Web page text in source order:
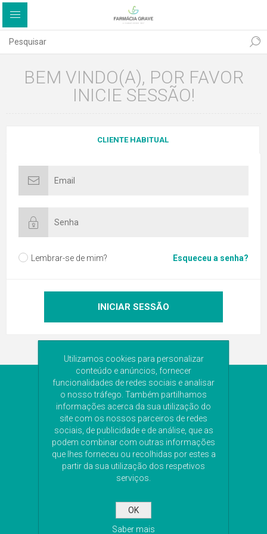
BEM VINDO(A), POR FAVOR
INICIE SESSÃO!
CLIENTE HABITUAL
Lembrar-se de mim? Esqueceu a senha?
NEWSLETTER
Subscreva a nossa newsletter para receber as
últimas novidades. Iremos guardar o seu email
para o envio da newsletter.
Utilizamos cookies para personalizar
conteúdo e anúncios, fornecer
funcionalidades de redes sociais e analisar
o nosso tráfego. Também partilhamos
informações acerca da sua utilização do
site com os nossos parceiros de redes
sociais, de publicidade e de análise, que as
podem combinar com outras informações
que lhes forneceu ou recolhidas por estes a
partir da sua utilização dos respetivos
serviços.
OK
Saber mais